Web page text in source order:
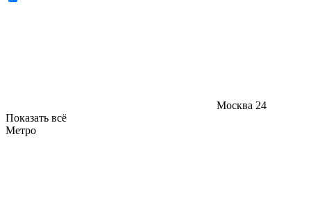
Москва 24
Показать всё
Метро